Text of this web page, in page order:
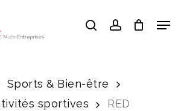
searchaccount
Sports & Bien-être
sportives
RED